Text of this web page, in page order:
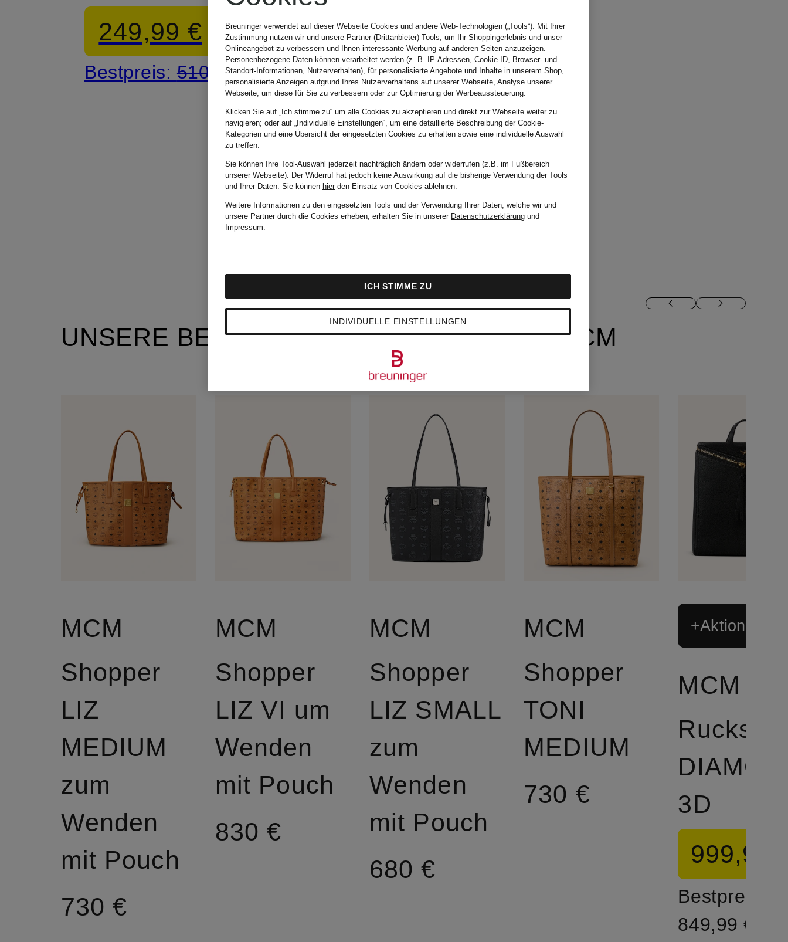
249,99 €
Bestpreis: 510 €
UNSERE BELIEBTESTEN ARTIKEL VON MCM
MCM
Shopper
LIZ
MEDIUM
zum
Wenden
mit Pouch
730 €
MCM
Shopper
LIZ VI um
Wenden
mit Pouch
830 €
MCM
Shopper
LIZ SMALL
zum
Wenden
mit Pouch
680 €
MCM
Shopper
TONI
MEDIUM
730 €
MCM
3D
999,99
Bestpreis:
849,99 €
Breuninger verwendet auf dieser Webseite Cookies und andere Web-Technologien („Tools“). Mit Ihrer
Zustimmung nutzen wir und unsere Partner (Drittanbieter) Tools, um Ihr Shoppingerlebnis und unser
Onlineangebot zu verbessern und Ihnen interessante Werbung auf anderen Seiten anzuzeigen.
Personenbezogene Daten können verarbeitet werden (z. B. IP-Adressen, Cookie-ID, Browser- und
Standort-Informationen, Nutzerverhalten), für personalisierte Angebote und Inhalte in unserem Shop,
personalisierte Anzeigen aufgrund Ihres Nutzerverhaltens auf unserer Webseite, Analyse unserer
Webseite, um diese für Sie zu verbessern oder zur Optimierung der Werbeaussteuerung.
Klicken Sie auf „Ich stimme zu“ um alle Cookies zu akzeptieren und direkt zur Webseite weiter zu
navigieren; oder auf „Individuelle Einstellungen“, um eine detaillierte Beschreibung der Cookie-
Kategorien und eine Übersicht der eingesetzten Cookies zu erhalten sowie eine individuelle Auswahl
zu treffen.
Sie können Ihre Tool-Auswahl jederzeit nachträglich ändern oder widerrufen (z.B. im Fußbereich
unserer Webseite). Der Widerruf hat jedoch keine Auswirkung auf die bisherige Verwendung der Tools
und Ihrer Daten. Sie können hierden Einsatz von Cookies ablehnen.
Weitere Informationen zu den eingesetzten Tools und der Verwendung Ihrer Daten, welche wir und
unsere Partner durch die Cookies erheben, erhalten Sie in unserer Datenschutzerklärung und
Impressum.
INDIVIDUELLE EINSTELLUNGEN
ICH STIMME ZU